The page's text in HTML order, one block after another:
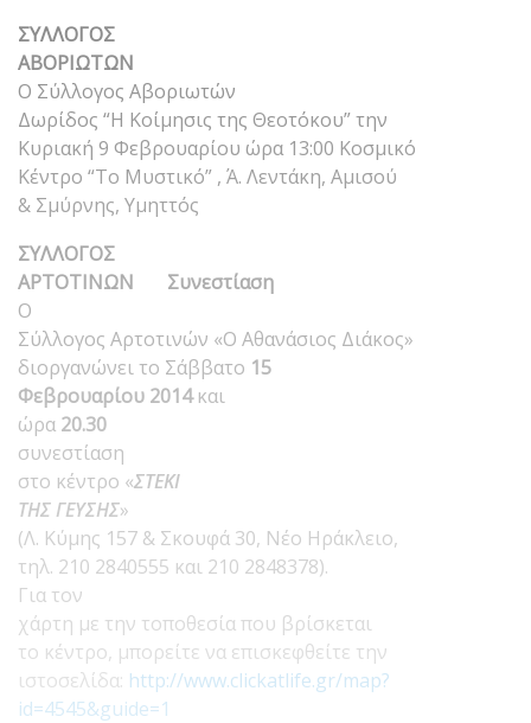
ΣΥΛΛΟΓΟΣ
ΑΒΟΡΙΩΤΩΝ
Ο Σύλλογος Αβοριωτών
Δωρίδος “Η Κοίμησις της Θεοτόκου” την
Κυριακή 9 Φεβρουαρίου ώρα 13:00 Κοσμικό
Κέντρο “Το Μυστικό” , Ά. Λεντάκη, Αμισού
& Σμύρνης, Υμηττός
ΣΥΛΛΟΓΟΣ
ΑΡΤΟΤΙΝΩΝ
Συνεστίαση
Ο
Σύλλογος Αρτοτινών «Ο Αθανάσιος Διάκος»
διοργανώνει το Σάββατο 15
Φεβρουαρίου 2014και
ώρα 20.30
συνεστίαση
στο κέντρο «ΣΤΕΚΙ
ΤΗΣ ΓΕΥΣΗΣ»
(Λ. Κύμης 157 & Σκουφά 30, Νέο Ηράκλειο,
τηλ. 210 2840555 και 210 2848378).
Για τον
χάρτη με την τοποθεσία που βρίσκεται
το κέντρο, μπορείτε να επισκεφθείτε την
ιστοσελίδα: http://www.clickatlife.gr/map?
id=4545&guide=1